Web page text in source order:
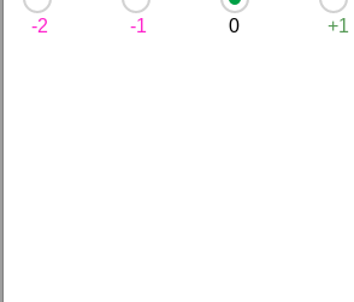
-2 -1 0 +1